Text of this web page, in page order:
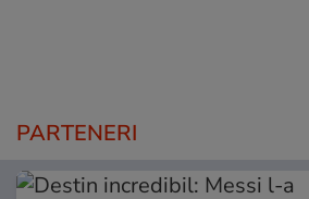
PARTENERI